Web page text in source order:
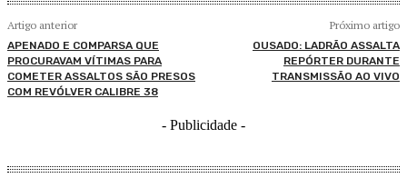
Artigo anterior
APENADO E COMPARSA QUE
PROCURAVAM VÍTIMAS PARA
COMETER ASSALTOS SÃO PRESOS
COM REVÓLVER CALIBRE 38
Próximo artigo
OUSADO: LADRÃO ASSALTA
REPÓRTER DURANTE
TRANSMISSÃO AO VIVO
- Publicidade -